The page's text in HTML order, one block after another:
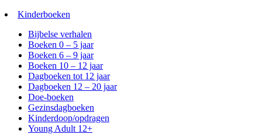
Kinderboeken
Bijbelse verhalen
Boeken 0 – 5 jaar
Boeken 6 – 9 jaar
Boeken 10 – 12 jaar
Dagboeken tot 12 jaar
Dagboeken 12 – 20 jaar
Doe-boeken
Gezinsdagboeken
Kinderdoop/opdragen
Young Adult 12+